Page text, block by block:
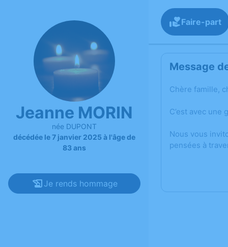
Jeanne MORIN
née DUPONT
décédée le 7 janvier 2025 à l'âge de
83 ans
Je rends hommage
Faire-part
Message
Chère famille,
C’est avec
Nous vous
pensées à